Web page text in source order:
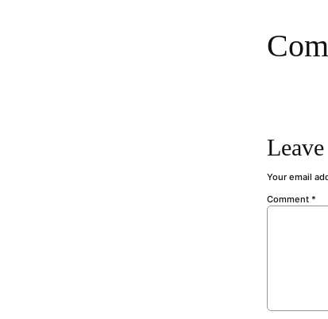
Your email
Comment *